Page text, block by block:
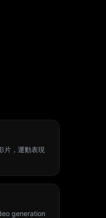
片，運動表現
generation